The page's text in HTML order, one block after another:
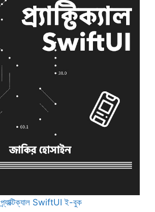
প্র্যাক্টিক্যাল SwiftUI ই-বুক